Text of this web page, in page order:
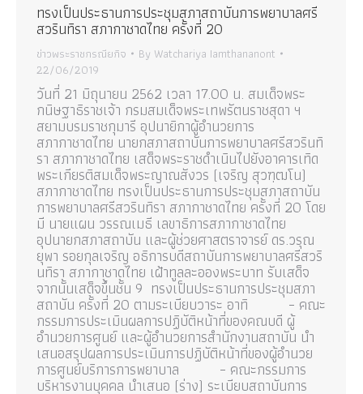
ทรงเป็นประธานการประชุมสภาสถาบันการพยาบาลศรี
สวรินทิรา สภากาชาดไทย ครั้งที่ 20
ข่าวพระราชกรณียกิจ By Watchariya Iamthananont
22/06/2019
วันที่ 21 มิถุนายน 2562 เวลา 17.00 น. สมเด็จพระ
กนิษฐาธิราชเจ้า กรมสมเด็จพระเทพรัตนราชสุดา ฯ
สยามบรมราชกุมารี อุปนายิกาผู้อำนวยการ
สภากาชาดไทย นายกสภาสถาบันการพยาบาลศรีสวรินทิ
รา สภากาชาดไทย เสด็จพระราชดำเนินไปยังอาคารเทิด
พระเกียรติสมเด็จพระญาณสังวร (เจริญ สุวฑฺฒโน)
สภากาชาดไทย ทรงเป็นประธานการประชุมสภาสถาบัน
การพยาบาลศรีสวรินทิรา สภากาชาดไทย ครั้งที่ 20 โดย
มี นายแผน วรรณเมธี เลขาธิการสภากาชาดไทย
อุปนายกสภาสถาบัน และผู้ช่วยศาสตราจารย์ ดร.วรุณ
ยุพา รอยกุลเจริญ อธิการบดีสถาบันการพยาบาลศรีสวริ
นทิรา สภากาชาดไทย เฝ้าทูลละอองพระบาท รับเสด็จ
จากนั้นเสด็จขึ้นชั้น 9 ทรงเป็นประธานการประชุมสภา
สถาบัน ครั้งที่ 20 ตามระเบียบวาระ อาทิ – คณะ
กรรมการประเมินผลการปฏิบัติหน้าที่ของคณบดี ผู้
อำนวยการศูนย์ และผู้อำนวยการสำนักงานสถาบัน นำ
เสนอสรุปผลการประเมินการปฏิบัติหน้าที่ของผู้อำนวย
การศูนย์บริการการพยาบาล – คณะกรรมการ
บริหารงานบุคคล นำเสนอ (ร่าง) ระเบียบสถาบันการ